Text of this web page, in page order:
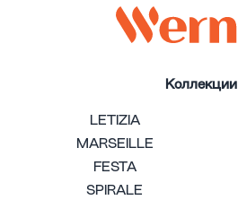
Коллекции
LETIZIA
MARSEILLE
FESTA
SPIRALE